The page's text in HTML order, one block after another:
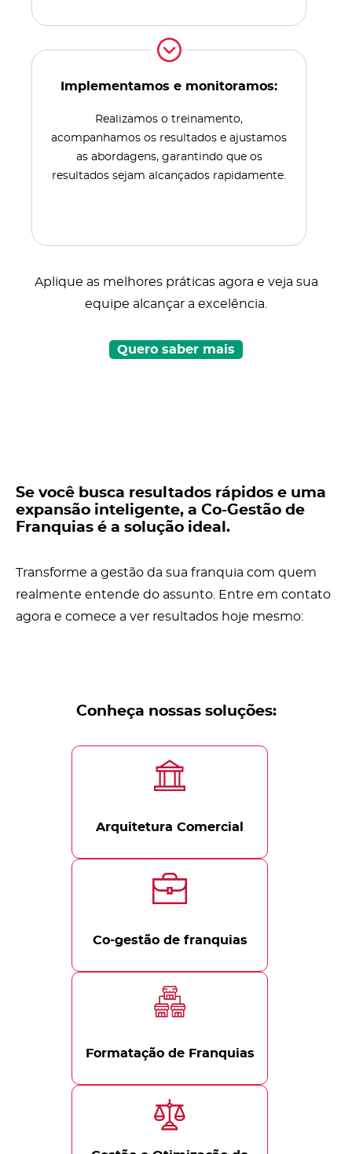
Implementamos e monitoramos:
Realizamos o treinamento,
acompanhamos os resultados e ajustamos
as abordagens, garantindo que os
resultados sejam alcançados rapidamente.
Aplique as melhores práticas agora e veja sua
equipe alcançar a excelência.
Quero saber mais
Se você busca resultados rápidos e uma
expansão inteligente, a Co-Gestão de
Franquias é a solução ideal.
Transforme a gestão da sua franquia com quem
realmente entende do assunto. Entre em contato
agora e comece a ver resultados hoje mesmo:
Conheça nossas soluções:
Arquitetura Comercial
Co-gestão de franquias
Formatação de Franquias